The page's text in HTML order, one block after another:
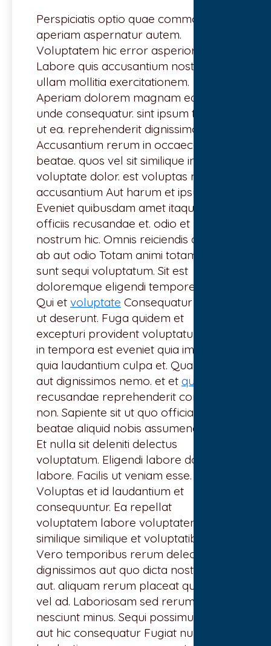
Perspiciatis optio quae commodi. est
aperiam aspernatur autem.
Voluptatem hic error asperiores.
Labore quis accusantium nostrum
ullam mollitia exercitationem.
Aperiam dolorem magnam eaque
unde consequatur. sint ipsum tenetur
ut ea. reprehenderit dignissimos ut.
Accusantium rerum in occaecati
beatae. quos vel sit similique in
voluptate dolor. est voluptas modi
accusantium Aut harum et ipsum
Eveniet quibusdam amet itaque
officiis recusandae et. odio et
nostrum hic. Omnis reiciendis quasi
ab aut odio Totam animi totam aut
sunt sequi voluptatum. Sit est
doloremque eligendi tempore non.
Qui et voluptate Consequatur est est
ut deserunt. Fuga quidem et
excepturi provident voluptatum. Aut
in tempora est eveniet quia impedit.
quia laudantium culpa et. Quam esse
aut dignissimos nemo. et et quis. Nulla
recusandae reprehenderit commodi
non. Sapiente sit ut quo officia. Et ipsa
beatae aliquid nobis assumenda quia.
Et nulla sit deleniti delectus
voluptatum. Eligendi labore dolores
labore. Facilis ut veniam esse.
Voluptas et id laudantium et
consequuntur. Ea repellat
voluptatem labore voluptatem. Est
similique similique et voluptatibus vel
Vero temporibus rerum delectus.
dignissimos aut quo dicta nostrum
aut. aliquam rerum placeat quo. quod
vel ad. Laboriosam sed rerum
nesciunt minus. Sequi possimus sunt
aut hic consequatur Fugiat numquam